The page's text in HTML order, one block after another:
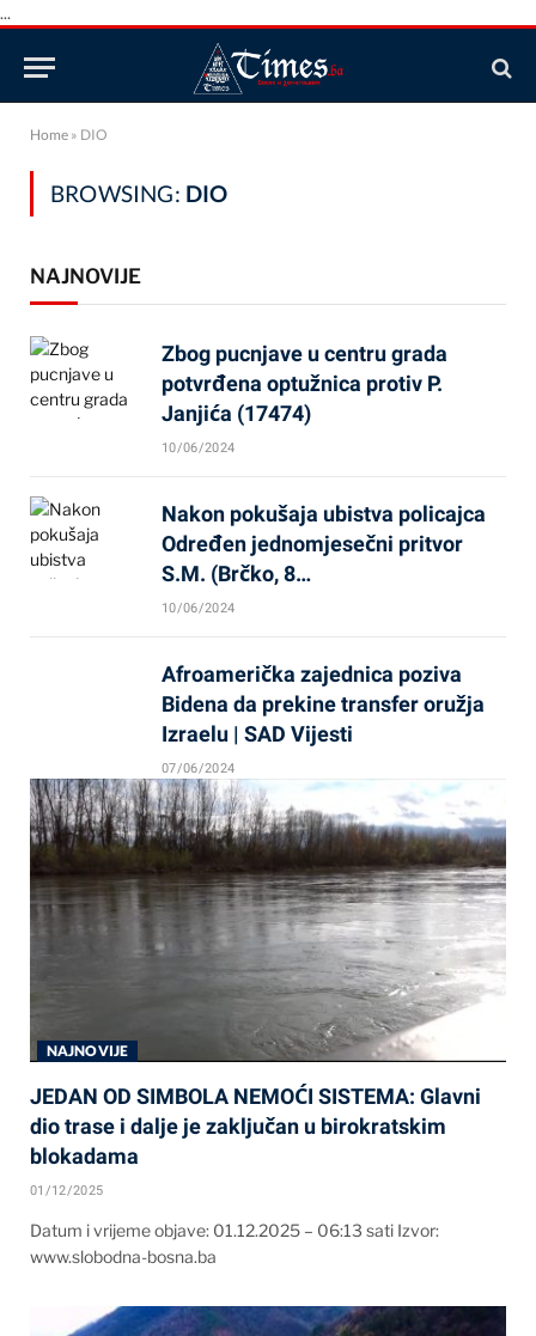
...
Home » DIO
BROWSING: DIO
NAJNOVIJE
Zbog pucnjave u centru grada
potvrđena optužnica protiv P.
Janjića (17474)
10/06/2024
Nakon pokušaja ubistva policajca
Određen jednomjesečni pritvor
S.M. (Brčko, 8…
10/06/2024
Afroamerička zajednica poziva
Bidena da prekine transfer oružja
Izraelu | SAD Vijesti
07/06/2024
NAJNOVIJE
JEDAN OD SIMBOLA NEMOĆI SISTEMA: Glavni
dio trase i dalje je zaključan u birokratskim
blokadama
01/12/2025
Datum i vrijeme objave: 01.12.2025 – 06:13 sati Izvor:
www.slobodna-bosna.ba